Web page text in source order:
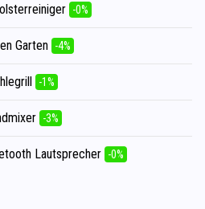
-0%
Garten -4%
-1%
-3%
Lautsprecher -0%